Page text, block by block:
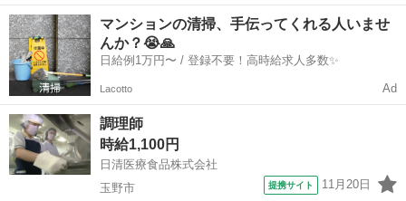
せ!!日払いあり♪未経験OK☆＜かんたん軽作業＞毎年恒例の学生服業務
♪10月開始◎大量募集！同期多数で安心★幅広い年齢層活躍中！ 【コ
メント】 ＊＊充実したお仕...
岡山 玉野市
マンションの清掃、手伝ってくれる人いませ
んか？😭🙏
日給例1万円〜 / 登録不要！高時給求人多数✨
Lacotto Ad
調理師
時給1,100円
日清医療食品株式会社
玉野市
提携サイト 11月20日